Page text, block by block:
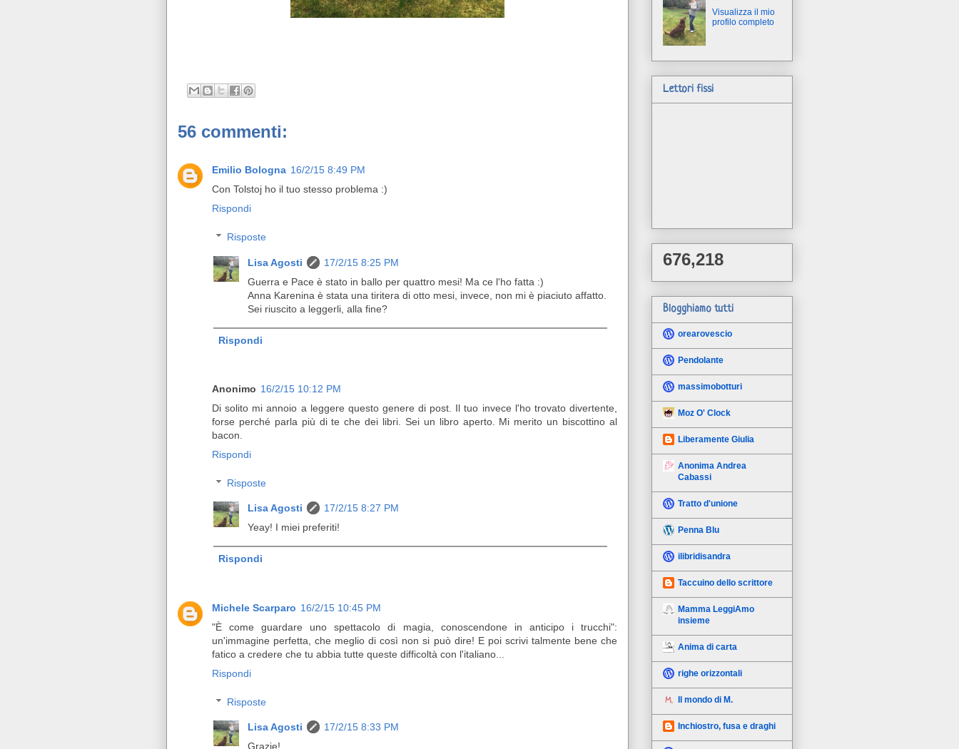
56 commenti:
Emilio Bologna 16/2/15 8:49 PM
Con Tolstoj ho il tuo stesso problema :)
Rispondi
Risposte
Lisa Agosti
17/2/15 8:25 PM
Guerra e Pace è stato in ballo per quattro mesi! Ma ce l'ho fatta :)
Anna Karenina è stata una tiritera di otto mesi, invece, non mi è piaciuto affatto.
Sei riuscito a leggerli, alla fine?
Rispondi
Anonimo 16/2/15 10:12 PM
Di solito mi annoio a leggere questo genere di post. Il tuo invece l'ho trovato divertente,
forse perché parla più di te che dei libri. Sei un libro aperto. Mi merito un biscottino al
bacon.
Rispondi
Risposte
Lisa Agosti
17/2/15 8:27 PM
Yeay! I miei preferiti!
Rispondi
Michele Scarparo 16/2/15 10:45 PM
"È come guardare uno spettacolo di magia, conoscendone in anticipo i trucchi":
un'immagine perfetta, che meglio di così non si può dire! E poi scrivi talmente bene che
fatico a credere che tu abbia tutte queste difficoltà con l'italiano...
Rispondi
Risposte
Lisa Agosti
17/2/15 8:33 PM
Grazie!
Visualizza il mio
profilo completo
Lettori fissi
676,218
Blogghiamo tutti
orearovescio
Pendolante
massimobotturi
Moz O' Clock
Liberamente Giulia
Anonima Andrea
Cabassi
Tratto d'unione
Penna Blu
ilibridisandra
Taccuino dello scrittore
Mamma LeggiAmo
insieme
Anima di carta
righe orizzontali
Il mondo di M.
Inchiostro, fusa e draghi